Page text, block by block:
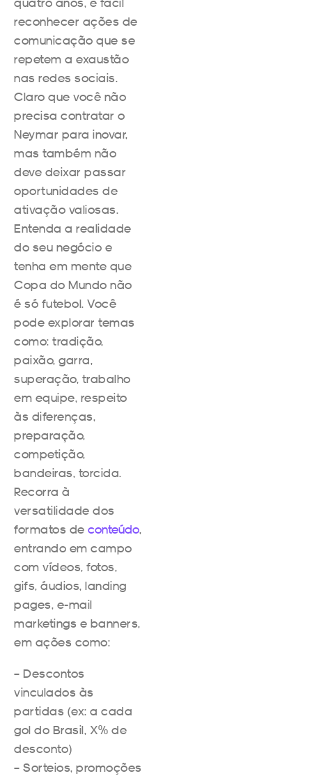
reconhecer ações de
comunicação que se
repetem a exaustão
nas redes sociais.
Claro que você não
precisa contratar o
Neymar para inovar,
mas também não
deve deixar passar
oportunidades de
ativação valiosas.
Entenda a realidade
do seu negócio e
tenha em mente que
Copa do Mundo não
é só futebol. Você
pode explorar temas
como: tradição,
paixão, garra,
superação, trabalho
em equipe, respeito
às diferenças,
preparação,
competição,
bandeiras, torcida.
Recorra à
versatilidade dos
formatos de conteúdo,
entrando em campo
com vídeos, fotos,
gifs, áudios, landing
pages, e-mail
marketings e banners,
em ações como:
– Descontos
vinculados às
partidas (ex: a cada
gol do Brasil, X% de
desconto)
– Sorteios, promoções